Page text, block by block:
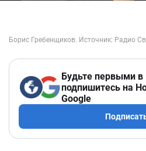
Будьте первыми в
подпишитесь на
Google